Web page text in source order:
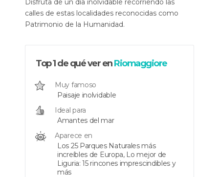
Disfruta de un día inolvidable recorriendo las
calles de estas localidades reconocidas como
Patrimonio de la Humanidad.
Top 1 de qué ver enRiomaggiore
Muy famoso
Paisaje inolvidable
Ideal para
Amantes del mar
Aparece en
Los 25 Parques Naturales más
increíbles de Europa, Lo mejor de
Liguria: 15 rincones imprescindibles y
más